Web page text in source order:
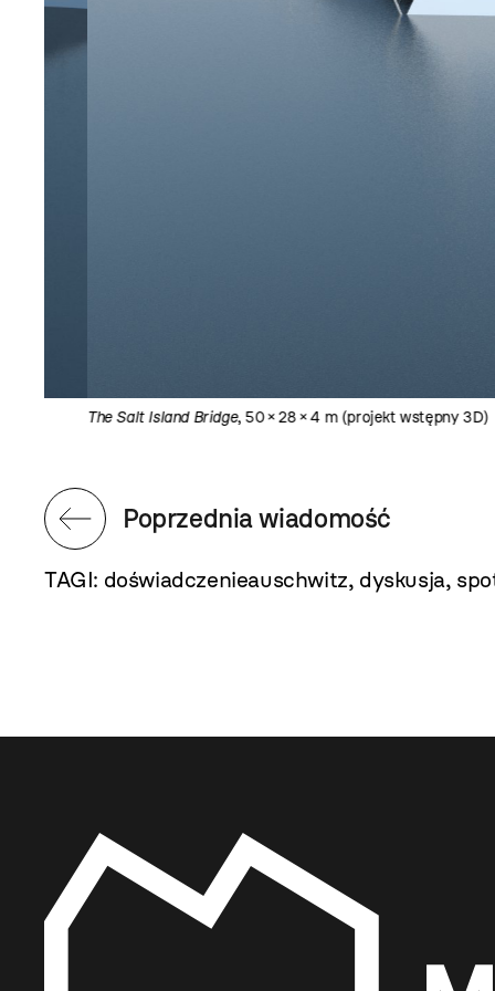
The Salt Island Bridge, 50 × 28 × 4 m (projekt wstępny 3D)
Poprzednia wiadomość
TAGI: doświadczenieauschwitz, dyskusja,